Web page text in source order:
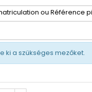
ou Référence
ki a szükséges mezőket.